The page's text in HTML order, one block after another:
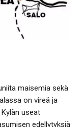
maisemia sekä
on vireä ja
useat
edellytyksiä